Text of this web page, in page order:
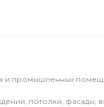
и промышленных
потолки, фасады,